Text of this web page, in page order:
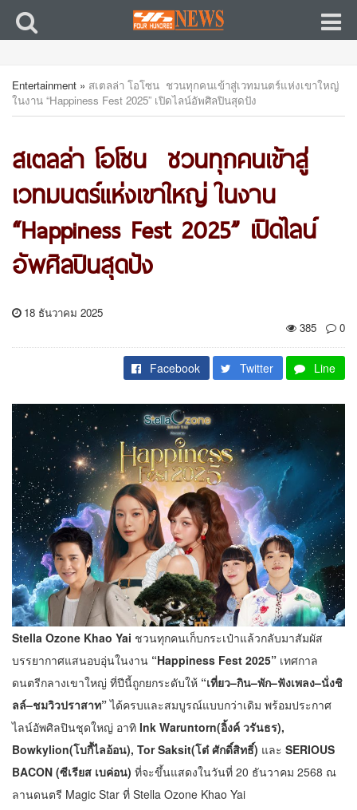
Entertainment » สเตลล่า โอโซน ชวนทุกคนเข้าสู่เวทมนตร์แห่งเขาใหญ่
ในงาน “Happiness Fest 2025” เปิดไลน์อัพศิลปินสุดปัง
สเตลล่า โอโซน ชวนทุกคนเข้าสู่
เวทมนตร์แห่งเขาใหญ่ ในงาน
“Happiness Fest 2025” เปิดไลน์
อัพศิลปินสุดปัง
18 ธันวาคม 2025
385
0
Facebook Twitter Line
Stella Ozone Khao Yai ชวนทุกคนเก็บกระเป๋าแล้วกลับมาสัมผัส
บรรยากาศแสนอบอุ่นในงาน “Happiness Fest 2025” เทศกาล
ดนตรีกลางเขาใหญ่ ที่ปีนี้ถูกยกระดับให้ “เที่ยว–กิน–พัก–ฟังเพลง–นั่งชิ
ลล์–ชมวิวปราสาท”ได้ครบและสมบูรณ์แบบกว่าเดิม พร้อมประกาศ
ไลน์อัพศิลปินชุดใหญ่ อาทิ Ink Waruntorn(อิ้งค์ วรันธร),
Bowkylion(โบกี้ไลอ้อน), Tor Saksit(โต๋ ศักดิ์สิทธิ์) และ SERIOUS
BACON (ซีเรียส เบค่อน) ที่จะขึ้นแสดงในวันที่ 20 ธันวาคม 2568 ณ
ลานดนตรี Magic Star ที่ Stella Ozone Khao Yai